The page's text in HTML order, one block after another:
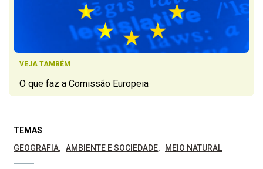
VEJA TAMBÉM
O que faz a Comissão Europeia
TEMAS
GEOGRAFIA
AMBIENTE E SOCIEDADE MEIO NATURAL